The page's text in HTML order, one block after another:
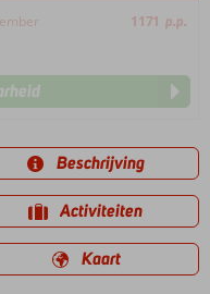
1171 p.p.
Beschrijving
Activiteiten
Kaart